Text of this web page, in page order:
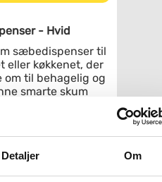
Detaljer Om
- Hvid
sæbedispenser til
eller køkkenet, der
til behagelig og
smarte skum
bliver blandet
danner